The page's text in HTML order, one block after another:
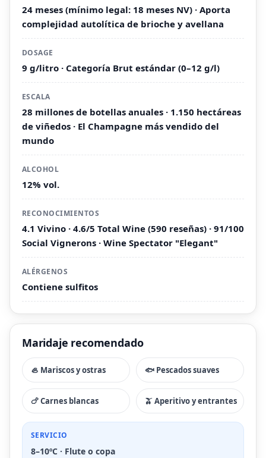
24 meses (mínimo legal: 18 meses NV) · Aporta
complejidad autolítica de brioche y avellana
DOSAGE
9 g/litro · Categoría Brut estándar (0–12 g/l)
ESCALA
28 millones de botellas anuales · 1.150 hectáreas
de viñedos · El Champagne más vendido del
mundo
ALCOHOL
12% vol.
RECONOCIMIENTOS
4.1 Vivino · 4.6/5 Total Wine (590 reseñas) · 91/100
Social Vignerons · Wine Spectator "Elegant"
ALÉRGENOS
Contiene sulfitos
Maridaje recomendado
🦪 Mariscos y ostras 🐟 Pescados suaves
🍗 Carnes blancas 🫒 Aperitivo y entrantes
SERVICIO
8–10ºC · Flute o copa